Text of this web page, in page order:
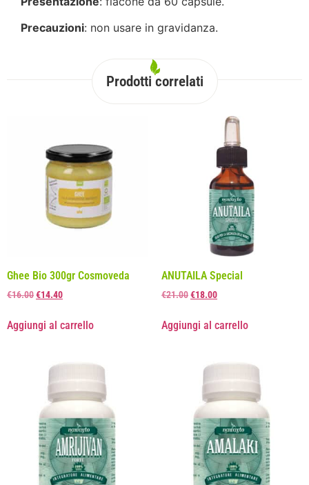
Precauzioni: non usare in gravidanza.
Prodotti correlati
Ghee Bio 300gr Cosmoveda
€16.00€14.40
Aggiungi al carrello
ANUTAILA Special
€21.00€18.00
Aggiungi al carrello